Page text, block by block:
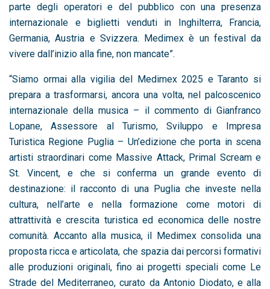
parte degli operatori e del pubblico con una presenza
internazionale e biglietti venduti in Inghilterra, Francia,
Germania, Austria e Svizzera. Medimex è un festival da
vivere dall’inizio alla fine, non mancate”.
“Siamo ormai alla vigilia del Medimex 2025 e Taranto si
prepara a trasformarsi, ancora una volta, nel palcoscenico
internazionale della musica – il commento di Gianfranco
Lopane, Assessore al Turismo, Sviluppo e Impresa
Turistica Regione Puglia – Un’edizione che porta in scena
artisti straordinari come Massive Attack, Primal Scream e
St. Vincent, e che si conferma un grande evento di
destinazione: il racconto di una Puglia che investe nella
cultura, nell’arte e nella formazione come motori di
attrattività e crescita turistica ed economica delle nostre
comunità. Accanto alla musica, il Medimex consolida una
proposta ricca e articolata, che spazia dai percorsi formativi
alle produzioni originali, fino ai progetti speciali come Le
Strade del Mediterraneo, curato da Antonio Diodato, e alla